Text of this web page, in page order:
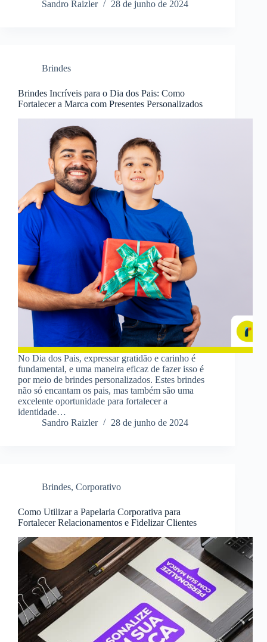
Sandro Raizler
28 de junho de 2024
Brindes
Brindes Incríveis para o Dia dos Pais: Como
Fortalecer a Marca com Presentes Personalizados
No Dia dos Pais, expressar gratidão e carinho é
fundamental, e uma maneira eficaz de fazer isso é
por meio de brindes personalizados. Estes brindes
não só encantam os pais, mas também são uma
excelente oportunidade para fortalecer a
identidade…
Sandro Raizler
28 de junho de 2024
Brindes, Corporativo
Como Utilizar a Papelaria Corporativa para
Fortalecer Relacionamentos e Fidelizar Clientes